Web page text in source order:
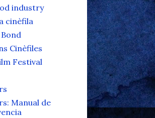
industry
cinèfila
Cinèfiles
Festival
Manual de